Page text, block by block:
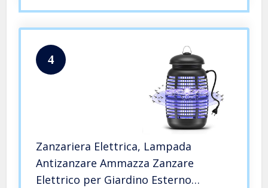
4
Zanzariera Elettrica, Lampada
Antizanzare Ammazza Zanzare
Elettrico per Giardino Esterno